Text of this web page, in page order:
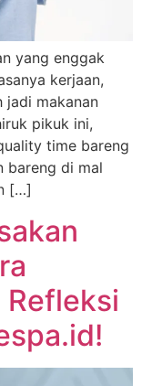
yang enggak
kerjaan,
jadi makanan
pikuk ini,
time bareng
bareng di mal
[…]
Refleksi